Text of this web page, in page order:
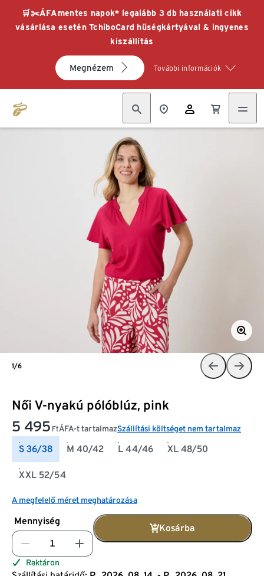
🛒✂️ÁFAmentes napok* legalább 3 db használati cikk
vásárlása esetén TchiboCard hűségkártyával & ingyenes
kiszállítás
Megnézem További információk
Női V-nyakú pólóblúz, pink
5 495 FtÁFA-t tartalmazSzállítási költséget nem tartalmaz
S 36/38 M 40/42 L 44/46 XL 48/50
XXL 52/54
A megfelelő méret meghatározása
Mennyiség
Kosárba
Raktáron
1/6